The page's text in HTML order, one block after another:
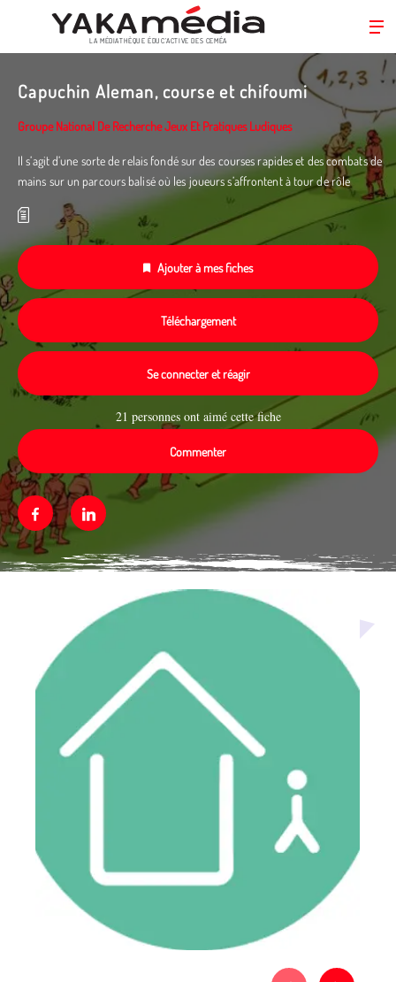
contenu
principal
LA MÉDIATHÈQUE ÉDUC’ACTIVE DES CEMÉA
Capuchin Aleman, course et chifoumi
Groupe National De Recherche Jeux Et Pratiques Ludiques
Il s’agit d’une sorte de relais fondé sur des courses rapides et des combats de
mains sur un parcours balisé où les joueurs s’affrontent à tour de rôle
Ajouter à mes fiches
Téléchargement
Se connecter et réagir
21 personnes ont aimé cette fiche
Commenter
FacebookLinkedin